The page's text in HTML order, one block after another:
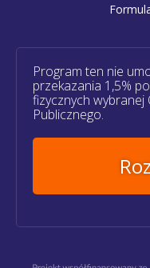
Program ten nie
przekazania 1,5%
fizycznych wybranej
Publicznego.